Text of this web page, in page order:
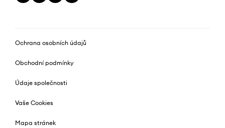
Ochrana osobních údajů
Obchodní podmínky
Údaje společnosti
Vaše Cookies
Mapa stránek